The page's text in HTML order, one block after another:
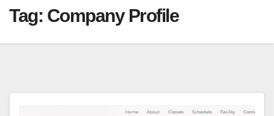
Tag: Company Profile